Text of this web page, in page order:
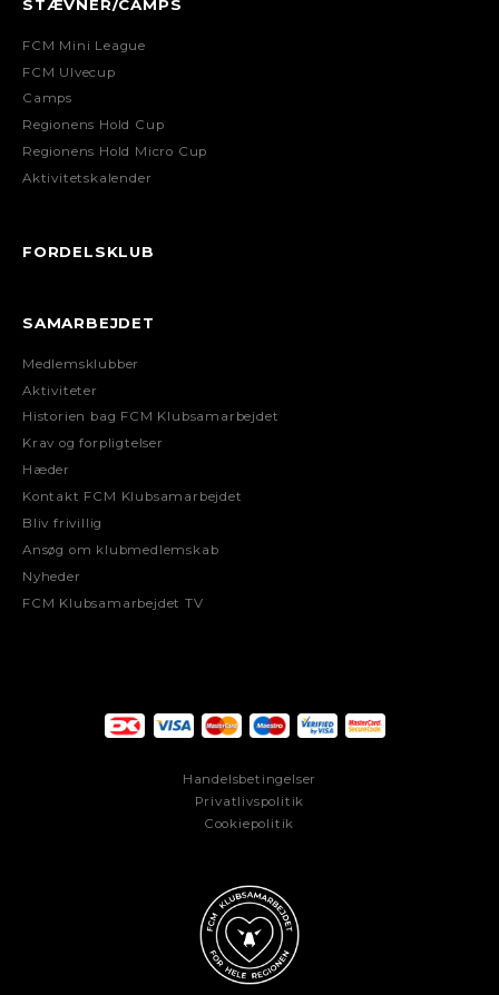
STÆVNER/CAMPS
FCM Mini League
FCM Ulvecup
Camps
Regionens Hold Cup
Regionens Hold Micro Cup
Aktivitetskalender
FORDELSKLUB
SAMARBEJDET
Medlemsklubber
Aktiviteter
Historien bag FCM Klubsamarbejdet
Krav og forpligtelser
Hæder
Kontakt FCM Klubsamarbejdet
Bliv frivillig
Ansøg om klubmedlemskab
Nyheder
FCM Klubsamarbejdet TV
Handelsbetingelser
Privatlivspolitik
Cookiepolitik